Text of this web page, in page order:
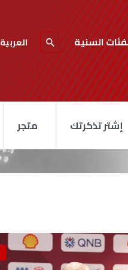
السنية العربية
إشتر تذكرتك متجر